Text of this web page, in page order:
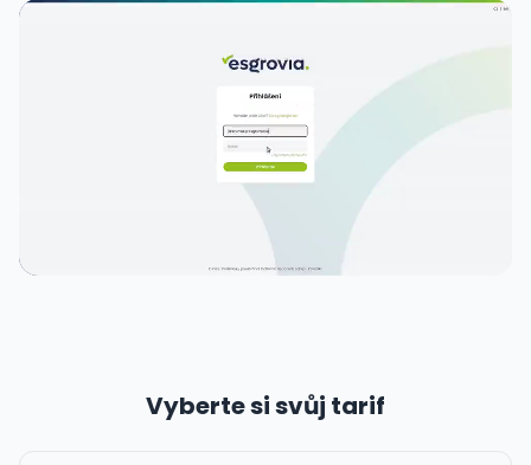
Vyberte si svůj tarif